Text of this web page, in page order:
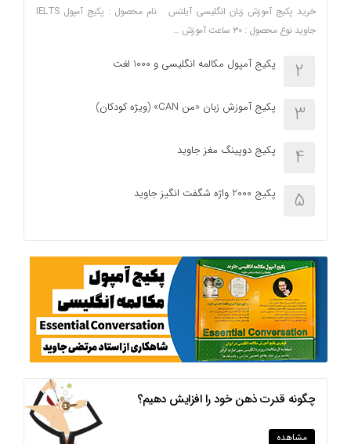
خرید پکیج آموزش زبان انگلیسی آیلتس نام محصول : پکیج آمپول IELTS
جاوید نوع محصول : ۳۰ ساعت آموزش …
2 پکیج آمپول مکالمه انگلیسی و 1000 لغت
3 پکیج آموزش زبان «من CAN» (ویژه کودکان)
4 پکیج دوپینگ مغز جاوید
5 پکیج 2000 واژه شگفت انگیز جاوید
چگونه قدرت ذهن خود را افزایش دهیم؟
مشاهده